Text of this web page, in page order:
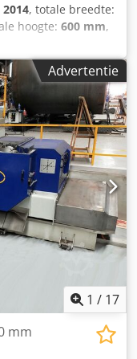
2014, totale breedte:
hoogte: 600 mm,
2014
- 8000 mm
meetbereik van
de Amerikaanse
deze machine.
Er zijn (nog)
op: De informatie
overtuiging
De informatie
de juistheid ervan
vormt dan
bepaling. Wij raden
Advertentie
1 / 17
mm